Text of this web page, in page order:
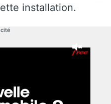
installation.